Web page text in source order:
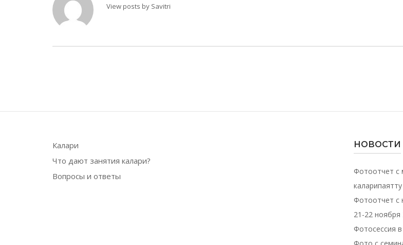
View posts by Savitri
Калари
Что дают занятия калари?
Вопросы и ответы
НОВОСТИ
Фотоотчет с
Фотоотчет с
21-22 ноября
Фотосессия